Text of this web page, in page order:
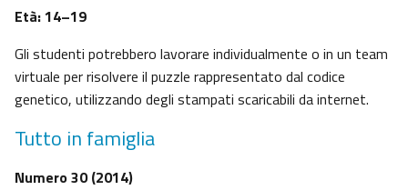
Età: 14–19
Gli studenti potrebbero lavorare individualmente o in un team
virtuale per risolvere il puzzle rappresentato dal codice
genetico, utilizzando degli stampati scaricabili da internet.
Tutto in famiglia
Numero 30 (2014)